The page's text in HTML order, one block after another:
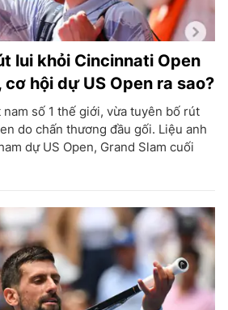
lui khỏi Cincinnati Open
hội dự US Open ra sao?
số 1 thế giới, vừa tuyên bố rút
do chấn thương đầu gối. Liệu anh
dự US Open, Grand Slam cuối